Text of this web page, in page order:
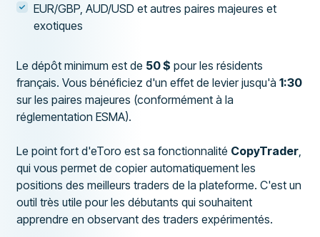
EUR/GBP, AUD/USD et autres paires majeures et
exotiques
Le dépôt minimum est de 50 $ pour les résidents
français. Vous bénéficiez d'un effet de levier jusqu'à1:30
sur les paires majeures (conformément à la
réglementation ESMA).
Le point fort d'eToro est sa fonctionnalité CopyTrader
qui vous permet de copier automatiquement les
positions des meilleurs traders de la plateforme. C'est un
outil très utile pour les débutants qui souhaitent
apprendre en observant des traders expérimentés.